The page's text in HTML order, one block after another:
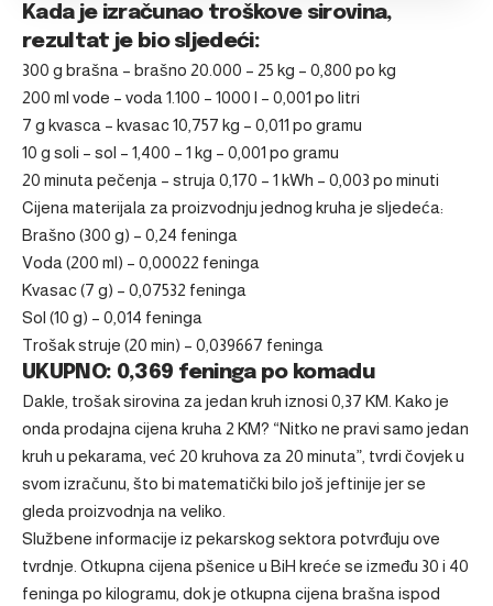
Kada je izračunao troškove sirovina,
rezultat je bio sljedeći:
300 g brašna – brašno 20.000 – 25 kg – 0,800 po kg
200 ml vode – voda 1.100 – 1000 l – 0,001 po litri
7 g kvasca – kvasac 10,757 kg – 0,011 po gramu
10 g soli – sol – 1,400 – 1 kg – 0,001 po gramu
20 minuta pečenja – struja 0,170 – 1 kWh – 0,003 po minuti
Cijena materijala za proizvodnju jednog kruha je sljedeća:
Brašno (300 g) – 0,24 feninga
Voda (200 ml) – 0,00022 feninga
Kvasac (7 g) – 0,07532 feninga
Sol (10 g) – 0,014 feninga
Trošak struje (20 min) – 0,039667 feninga
UKUPNO: 0,369 feninga po komadu
Dakle, trošak sirovina za jedan kruh iznosi 0,37 KM. Kako je
onda prodajna cijena kruha 2 KM? “Nitko ne pravi samo jedan
kruh u pekarama, već 20 kruhova za 20 minuta”, tvrdi čovjek u
svom izračunu, što bi matematički bilo još jeftinije jer se
gleda proizvodnja na veliko.
Službene informacije iz pekarskog sektora potvrđuju ove
tvrdnje. Otkupna cijena pšenice u BiH kreće se između 30 i 40
feninga po kilogramu, dok je otkupna cijena brašna ispod